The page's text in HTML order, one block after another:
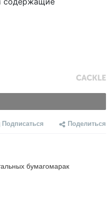
Подписаться Поделиться
бумагомарак